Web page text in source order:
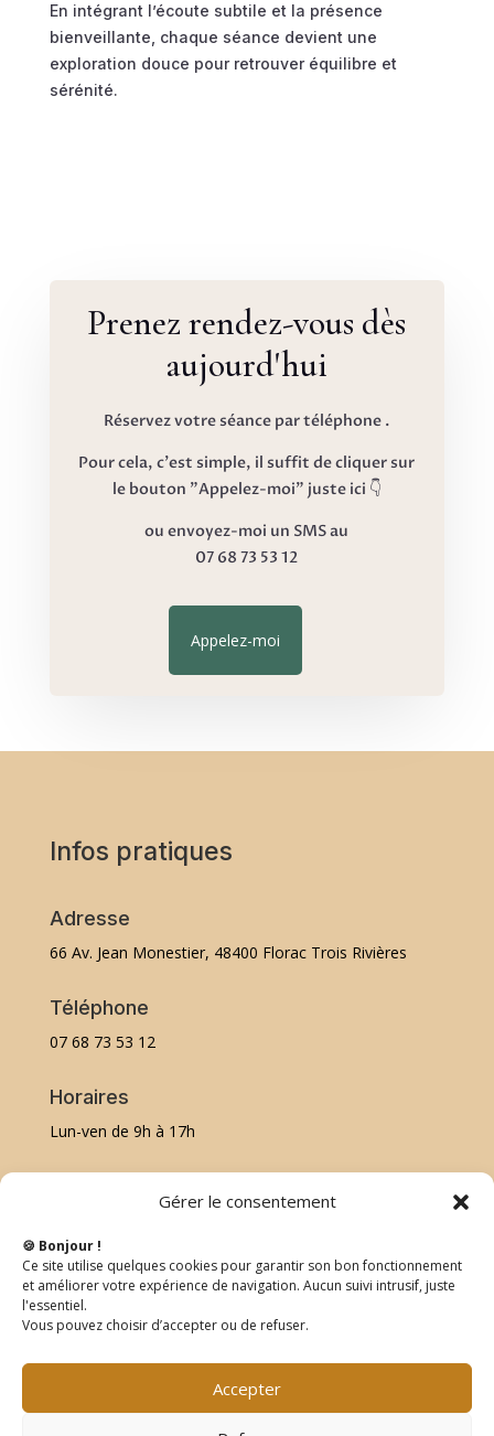
Gérer le consentement
🍪 Bonjour !
Ce site utilise quelques cookies pour garantir son bon fonctionnement
et améliorer votre expérience de navigation. Aucun suivi intrusif, juste
l'essentiel.
Vous pouvez choisir d’accepter ou de refuser.
Accepter
En intégrant l’écoute subtile et la présence
bienveillante, chaque séance devient une
exploration douce pour retrouver équilibre et
sérénité.
Prenez rendez-vous dès
aujourd'hui
Réservez votre séance par téléphone .
Pour cela, c'est simple, il suffit de cliquer sur
le bouton "Appelez-moi" juste ici 👇
ou envoyez-moi un SMS au
07 68 73 53 12
Appelez-moi
Infos pratiques
Adresse
66 Av. Jean Monestier, 48400 Florac Trois Rivières
Téléphone
07 68 73 53 12
Horaires
Lun-ven de 9h à 17h
Plan du site
Accueil
Mes soins
À propos
Mentions légales
Politique de confidentialité